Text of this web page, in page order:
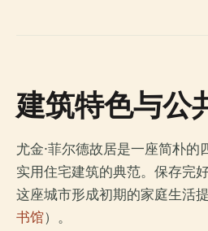
建筑特色与公
尤金·菲尔德故居是一座简朴的
实用住宅建筑的典范。保存完
这座城市形成初期的家庭生活
书馆）。